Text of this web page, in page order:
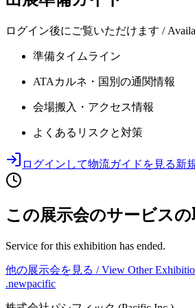
ログイン後にご覧いただけます /
準備タイムライン
ATAカルネ・国別の通関情報
会場搬入・アクセス情報
よくあるリスクと対策
ログインして物流ガイドを見る新
この展示会のサービス
Service for this exhibition has ended.
他の展示会を見る / View Other
.newpacific